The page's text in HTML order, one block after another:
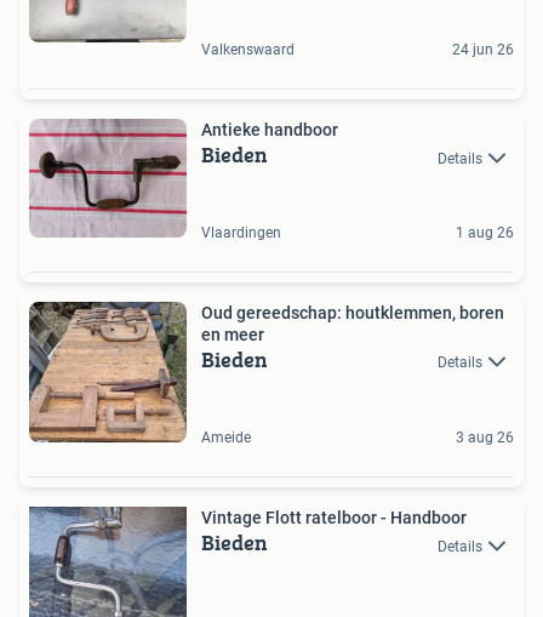
Valkenswaard 24 jun 26
Antieke handboor
Bieden Details
Vlaardingen 1 aug 26
Oud gereedschap: houtklemmen, boren
en meer
Bieden Details
Ameide 3 aug 26
Vintage Flott ratelboor - Handboor
Bieden Details